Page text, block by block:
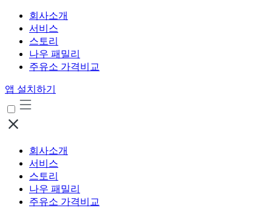
회사소개
서비스
스토리
나우 패밀리
주유소 가격비교
앱 설치하기
회사소개
서비스
스토리
나우 패밀리
주유소 가격비교